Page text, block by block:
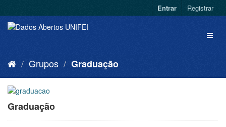
Entrar Registrar
Grupos Graduação
Graduação